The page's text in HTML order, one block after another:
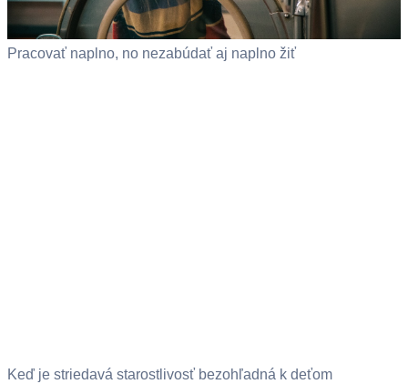
Pracovať naplno, no nezabúdať aj naplno žiť
Keď je striedavá starostlivosť bezohľadná k deťom